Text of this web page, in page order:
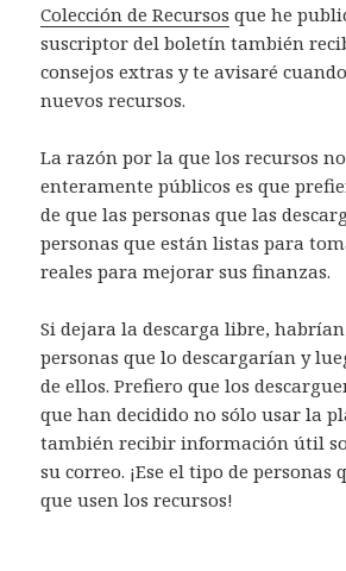
Colección de Recursos que he
suscriptor del boletín también
consejos extras y te avisaré
nuevos recursos.
La razón por la que los recursos
enteramente públicos es que
de que las personas que las
personas que están listas para
reales para mejorar sus finanzas.
Si dejara la descarga libre,
personas que lo descargarían y
de ellos. Prefiero que los
que han decidido no sólo usar la
también recibir información útil
su correo. ¡Ese el tipo de personas
que usen los recursos!